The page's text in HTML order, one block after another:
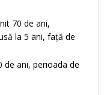
70 de ani,
la 5 ani, față de
de ani, perioada de